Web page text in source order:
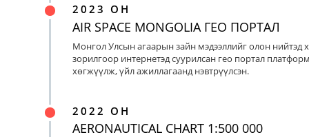
2023 ОН
AIR SPACE MONGOLIA ГЕО ПОРТАЛ
Монгол Улсын агаарын зайн мэдээллийг олон нийтэд
зорилгоор интернетэд суурилсан гео портал
хөгжүүлж, үйл ажиллагаанд нэвтрүүлсэн.
2022 ОН
AERONAUTICAL CHART 1:500 000